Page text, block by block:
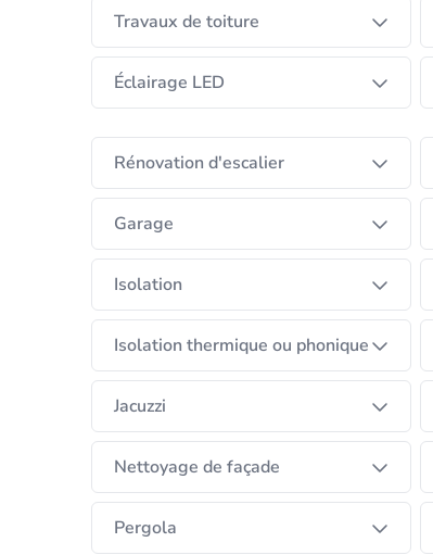
Travaux de toiture
Éclairage LED
Rénovation d'escalier
Garage
Isolation
Isolation thermique ou phonique
Jacuzzi
Nettoyage de façade
Pergola